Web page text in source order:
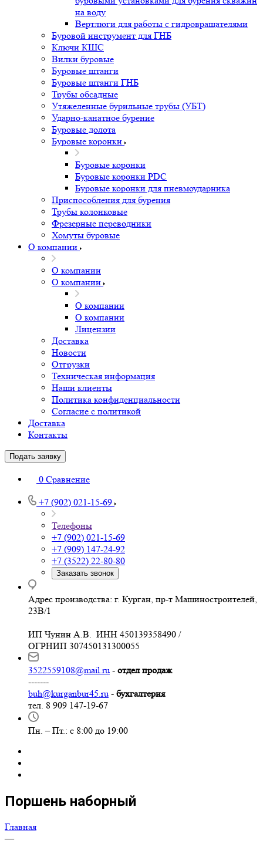
на воду
Вертлюги для работы с гидровращателями
Буровой инструмент для ГНБ
Ключи КШС
Вилки буровые
Буровые штанги
Буровые штанги ГНБ
Трубы обсадные
Утяжеленные бурильные трубы (УБТ)
Ударно-канатное бурение
Буровые долота
Буровые коронки
Буровые коронки
Буровые коронки PDC
Буровые коронки для пневмоударника
Приспособления для бурения
Трубы колонковые
Фрезерные переводники
Хомуты буровые
О компании
О компании
О компании
О компании
О компании
Лицензии
Доставка
Новости
Отгрузки
Техническая информация
Наши клиенты
Политика конфиденциальности
Согласие с политикой
Доставка
Контакты
Подать заявку
0 Сравнение
+7 (902) 021-15-69
Телефоны
+7 (902) 021-15-69
+7 (909) 147-24-92
+7 (3522) 22-80-80
Заказать звонок
Адрес производства: г. Курган, пр-т Машиностроителей,
23В/1
ИП Чунин А.В. ИНН 450139358490 /
ОГРНИП 307450131300055
3522559108@mail.ru - отдел продаж
-------
buh@kurganbur45.ru - бухгалтерия
тел. 8 909 147-19-67
Пн. – Пт.: с 8:00 до 19:00
Поршень наборный
Главная
—